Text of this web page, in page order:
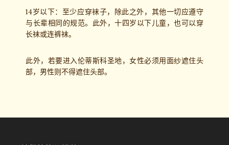
14岁以下：至少应穿袜子，除此之外，其他一切应遵守
与长辈相同的规范。此外，十四岁以下儿童，也可以穿
长袜或连裤袜。
此外，若要进入伦蒂斯科圣地，女性必须用面纱遮住头
部，男性则不得遮住头部。